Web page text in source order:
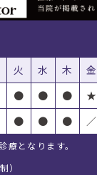
火 水 木 金
● ● ● ★
● ● ● ／
となります。
）